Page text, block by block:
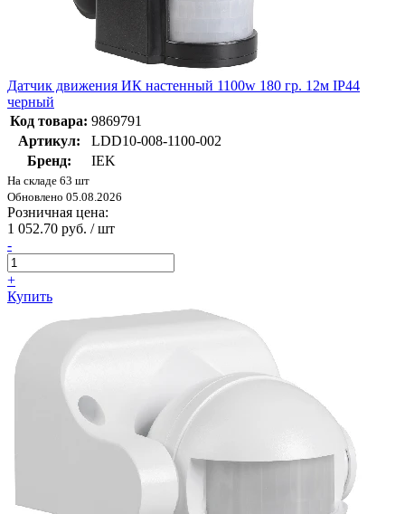
Датчик движения ИК настенный 1100w 180 гр. 12м IP44
черный
Код товара: 9869791
Артикул:
LDD10-008-1100-002
Бренд:
IEK
На складе 63 шт
Обновлено 05.08.2026
Розничная цена:
1 052.70 руб. / шт
-
+
Купить